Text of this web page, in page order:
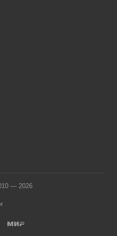
— 2026